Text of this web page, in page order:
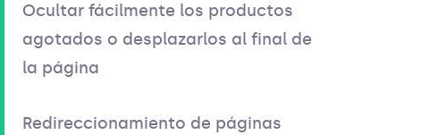
Ocultar fácilmente los productos
agotados o desplazarlos al final de
la página
Redireccionamiento de páginas